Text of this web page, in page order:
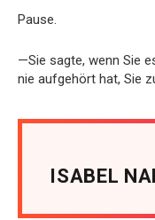
Pause.
—Sie sagte, wenn Sie
nie aufgehört hat, Sie
ISABEL